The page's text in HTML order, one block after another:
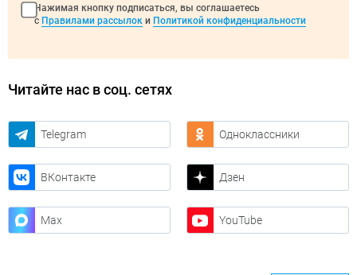
Нажимая кнопку подписаться, вы соглашаетесь
с Правилами рассылок и Политикой конфиденциальности
Читайте нас в соц. сетях
Telegram Одноклассники
ВКонтакте Дзен
Max YouTube